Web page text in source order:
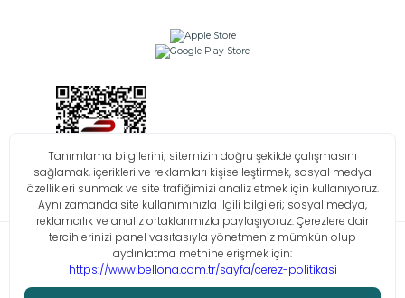
Bilgi Toplumu Hizmetleri KVKK Çerez Politikası İşlem Rehberi